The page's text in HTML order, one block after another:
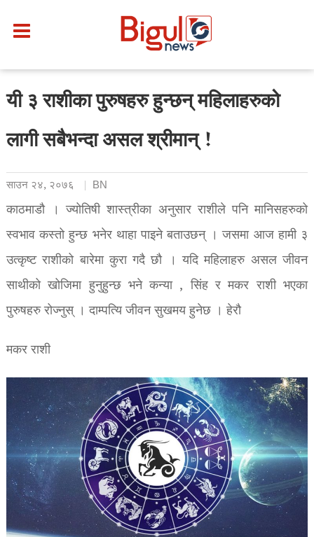
यी ३ राशीका पुरुषहरु हुन्छन् महिलाहरुको
लागी सबैभन्दा असल श्रीमान् !
साउन २४, २०७६ BN
काठमाडौ । ज्योतिषी शास्त्रीका अनुसार राशीले पनि मानिसहरुको
स्वभाव कस्तो हुन्छ भनेर थाहा पाइने बताउछन् । जसमा आज हामी ३
उत्कृष्ट राशीको बारेमा कुरा गदै छौ । यदि महिलाहरु असल जीवन
साथीको खोजिमा हुनुहुन्छ भने कन्या , सिंह र मकर राशी भएका
पुरुषहरु रोज्नुस् । दाम्पत्यि जीवन सुखमय हुनेछ । हेरौ
मकर राशी